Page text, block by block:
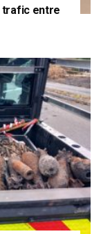
trafic entre